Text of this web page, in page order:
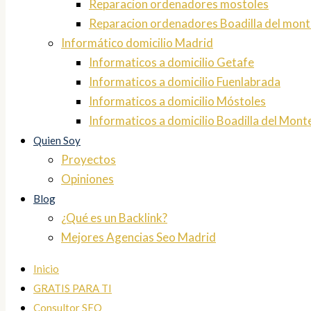
Reparacion ordenadores mostoles
Reparacion ordenadores Boadilla del
Informático domicilio Madrid
Informaticos a domicilio Getafe
Informaticos a domicilio Fuenlabrada
Informaticos a domicilio Móstoles
Informaticos a domicilio Boadilla del
Quien Soy
Proyectos
Opiniones
Blog
¿Qué es un Backlink?
Mejores Agencias Seo Madrid
Inicio
GRATIS PARA TI
Consultor SEO